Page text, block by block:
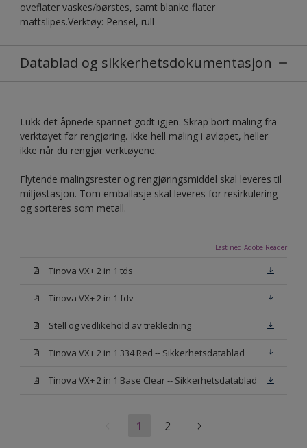
oveflater vaskes/børstes, samt blanke flater
mattslipes.Verktøy: Pensel, rull
Datablad og sikkerhetsdokumentasjon
Lukk det åpnede spannet godt igjen. Skrap bort maling fra
verktøyet før rengjøring. Ikke hell maling i avløpet, heller
ikke når du rengjør verktøyene.
Flytende malingsrester og rengjøringsmiddel skal leveres til
miljøstasjon. Tom emballasje skal leveres for resirkulering
og sorteres som metall.
Last ned Adobe Reader
Tinova VX+ 2 in 1 tds
Tinova VX+ 2 in 1 fdv
Stell og vedlikehold av trekledning
Tinova VX+ 2 in 1 334 Red -- Sikkerhetsdatablad
Tinova VX+ 2 in 1 Base Clear -- Sikkerhetsdatablad
1 2